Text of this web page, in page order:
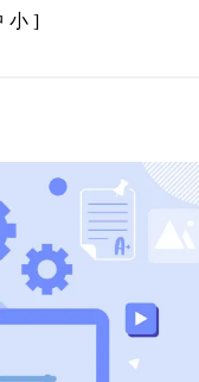
小 ]